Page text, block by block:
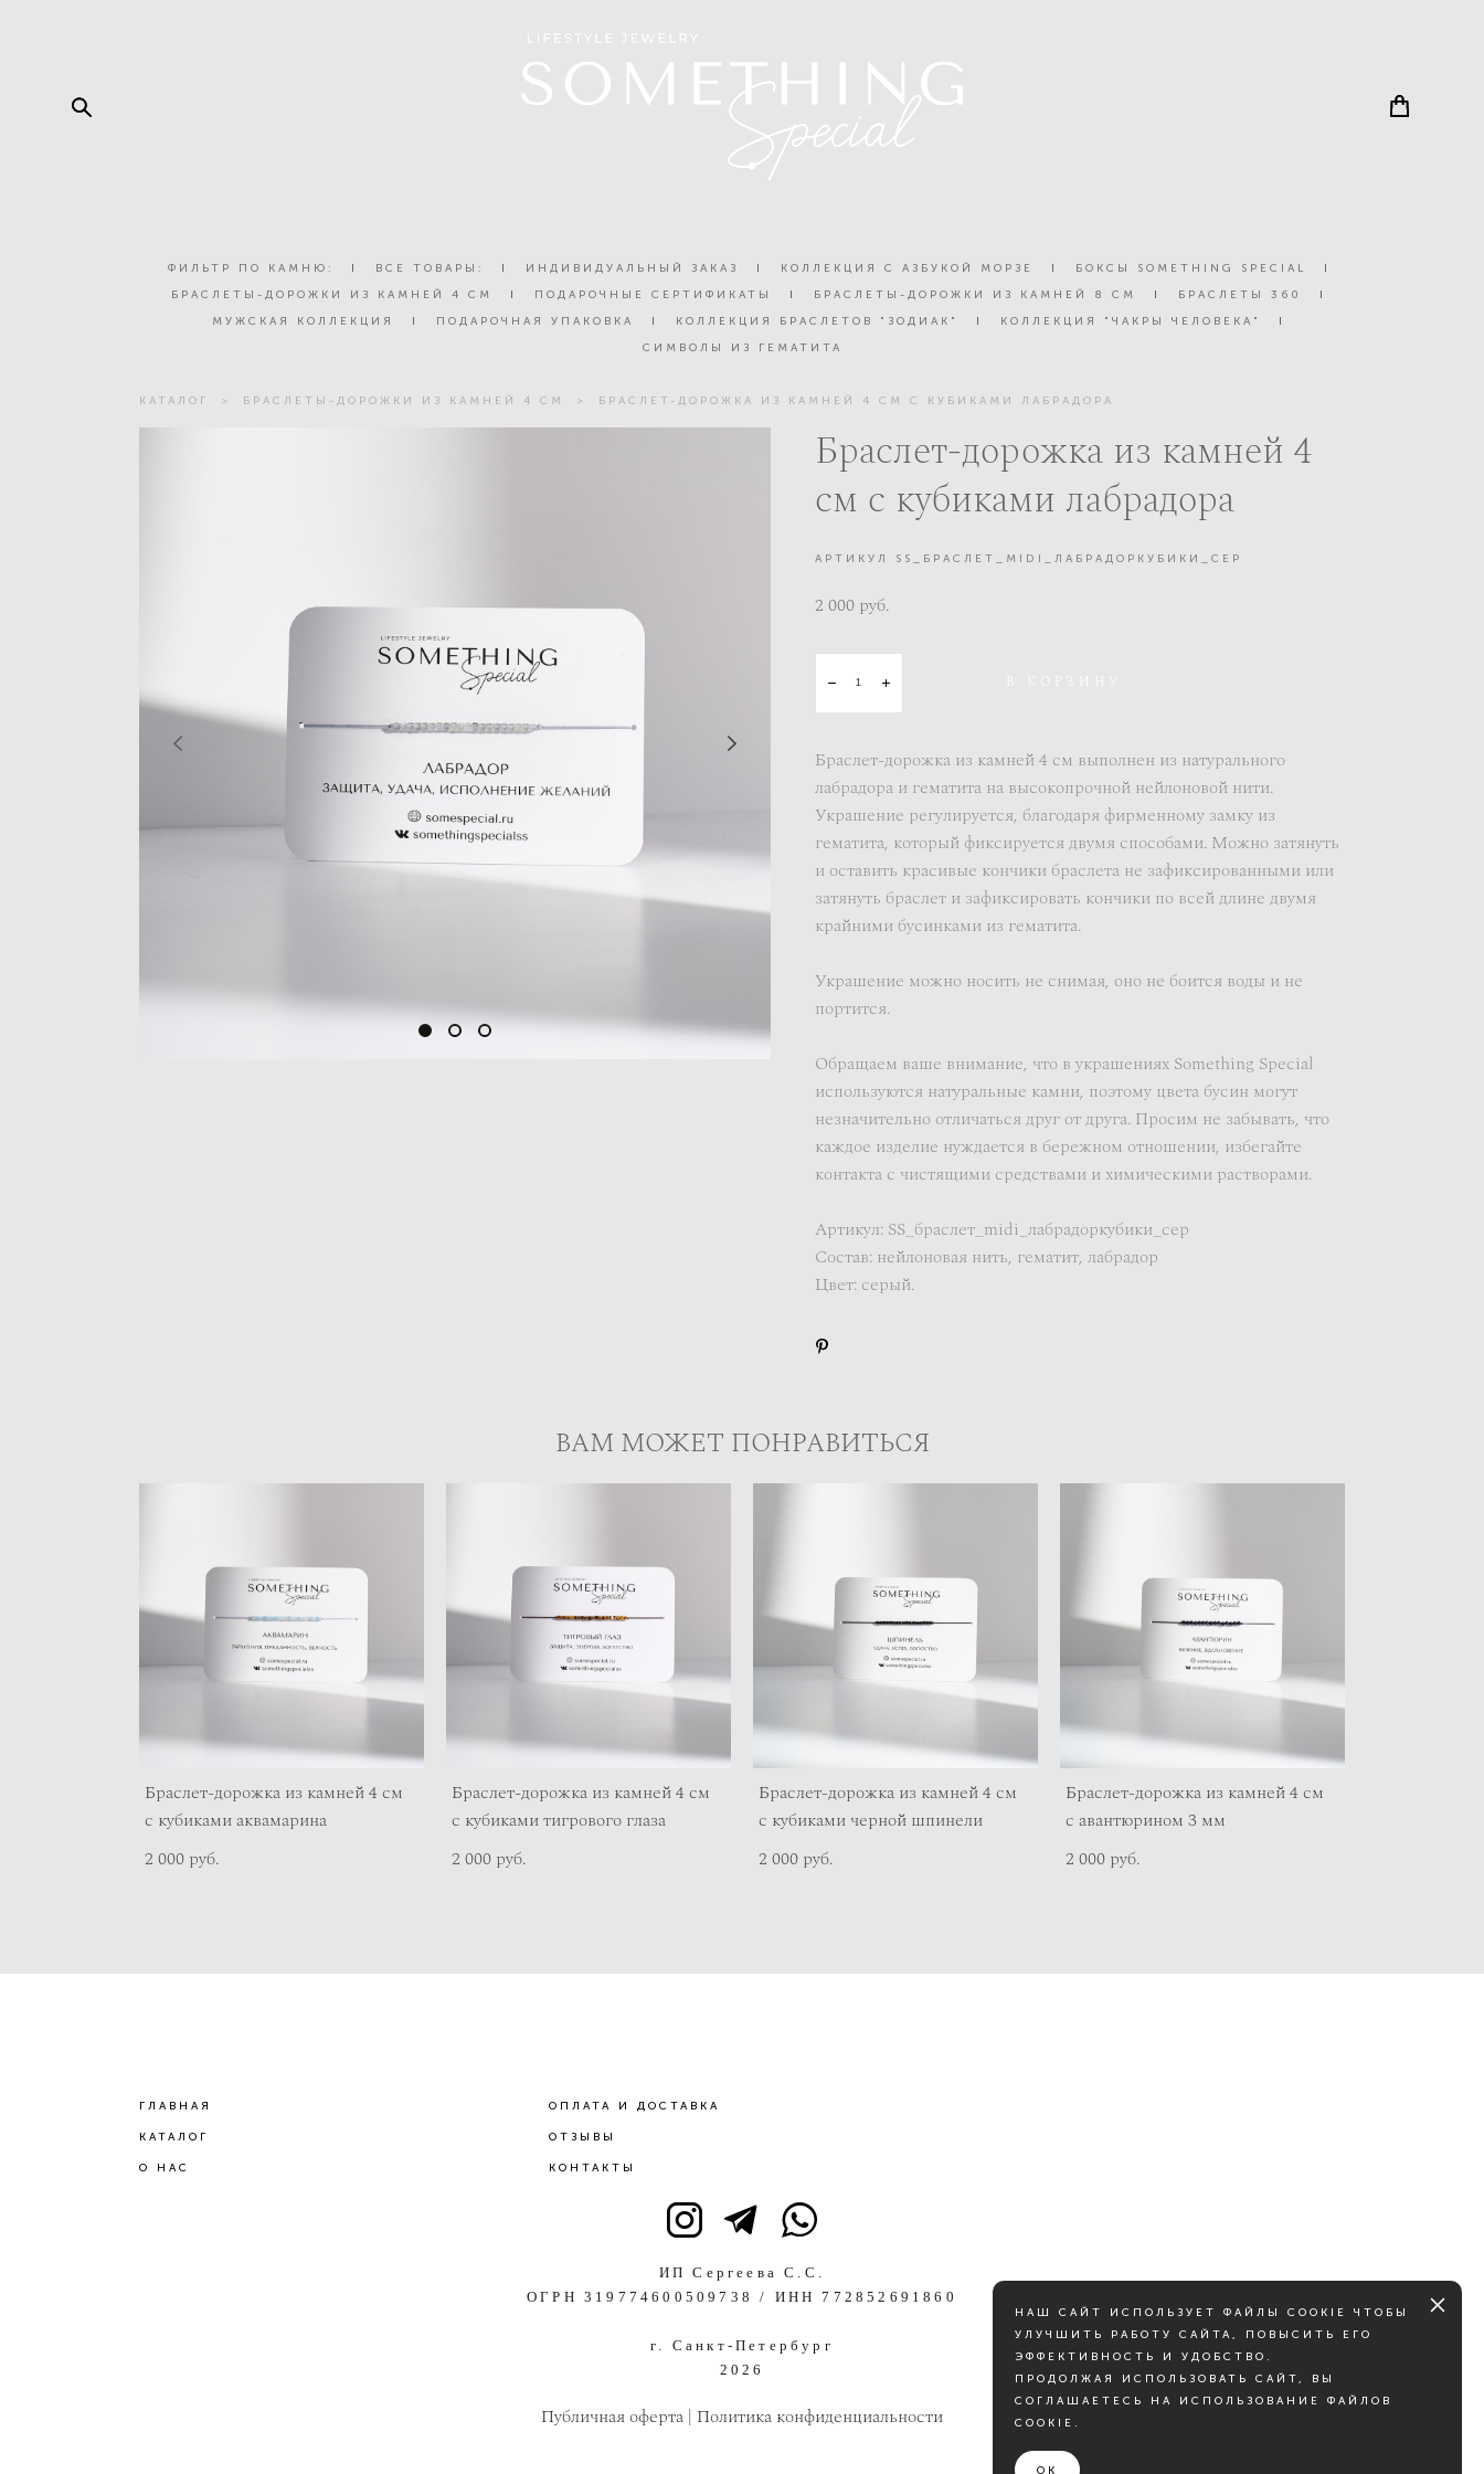
ФИЛЬТР ПО КАМНЮ: I ВСЕ ТОВАРЫ: I ИНДИВИДУАЛЬНЫЙ ЗАКАЗ I КОЛЛЕКЦИЯ С АЗБУКОЙ МОРЗЕ I БОКСЫ SOMETHING SPECIAL
I
БРАСЛЕТЫ-ДОРОЖКИ ИЗ КАМНЕЙ 4 СМ
I ПОДАРОЧНЫЕ СЕРТИФИКАТЫ I БРАСЛЕТЫ-ДОРОЖКИ ИЗ КАМНЕЙ 8 СМ I БРАСЛЕТЫ 360
I
МУЖСКАЯ КОЛЛЕКЦИЯ
I ПОДАРОЧНАЯ УПАКОВКА I КОЛЛЕКЦИЯ БРАСЛЕТОВ "ЗОДИАК" I КОЛЛЕКЦИЯ "ЧАКРЫ ЧЕЛОВЕКА"
I
СИМВОЛЫ ИЗ ГЕМАТИТА
КАТАЛОГ > БРАСЛЕТЫ-ДОРОЖКИ ИЗ КАМНЕЙ 4 СМ > БРАСЛЕТ-ДОРОЖКА ИЗ КАМНЕЙ 4 СМ С КУБИКАМИ ЛАБРАДОРА
Браслет-дорожка из камней 4
см с кубиками лабрадора
АРТИКУЛ SS_БРАСЛЕТ_MIDI_ЛАБРАДОРКУБИКИ_СЕР
2 000 pуб.
В КОРЗИНУ
Браслет-дорожка из камней 4 см выполнен из натурального
лабрадора и гематита на высокопрочной нейлоновой нити.
Украшение регулируется, благодаря фирменному замку из
гематита, который фиксируется двумя способами. Можно затянуть
и оставить красивые кончики браслета не зафиксированными или
затянуть браслет и зафиксировать кончики по всей длине двумя
крайними бусинками из гематита.
Украшение можно носить не снимая, оно не боится воды и не
портится.
Обращаем ваше внимание, что в украшениях Something Special
используются натуральные камни, поэтому цвета бусин могут
незначительно отличаться друг от друга. Просим не забывать, что
каждое изделие нуждается в бережном отношении, избегайте
контакта с чистящими средствами и химическими растворами.
Артикул: SS_браслет_midi_лабрадоркубики_сер
Состав: нейлоновая нить, гематит, лабрадор
Цвет: серый.
ВАМ МОЖЕТ ПОНРАВИТЬСЯ
Браслет-дорожка из камней 4 см
с кубиками аквамарина
2 000 pуб.
Браслет-дорожка из камней 4 см
с кубиками тигрового глаза
2 000 pуб.
Браслет-дорожка из камней 4 см
с кубиками черной шпинели
2 000 pуб.
Браслет-дорожка из камней 4 см
с авантюрином 3 мм
2 000 pуб.
ГЛАВНАЯ
КАТАЛОГ
О НАС
ОПЛАТА И ДОСТАВКА
ОТЗЫВЫ
КОНТАКТЫ
ИП Сергеева С.С.
ОГРН 319774600509738 / ИНН 772852691860
г. Санкт-Петербург
2026
Публичная оферта | Политика конфиденциальности
НАШ САЙТ ИСПОЛЬЗУЕТ ФАЙЛЫ COOKIE ЧТОБЫ
УЛУЧШИТЬ РАБОТУ САЙТА, ПОВЫСИТЬ ЕГО
ЭФФЕКТИВНОСТЬ И УДОБСТВО.
ПРОДОЛЖАЯ ИСПОЛЬЗОВАТЬ САЙТ, ВЫ
СОГЛАШАЕТЕСЬ НА ИСПОЛЬЗОВАНИЕ ФАЙЛОВ
COOKIE.
OK